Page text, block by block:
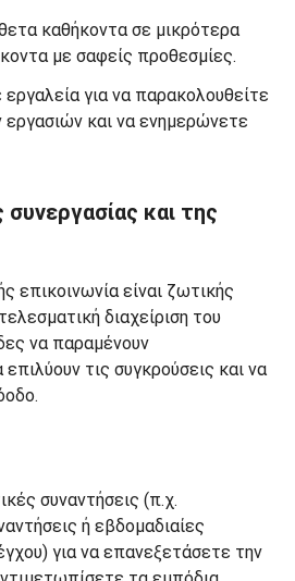
καθήκοντα σε μικρότερα
με σαφείς προθεσμίες.
για να παρακολουθείτε
και να ενημερώνετε
και της
επικοινωνία είναι ζωτικής
διαχείριση του
να παραμένουν
τις συγκρούσεις και να
συναντήσεις (π.χ.
ή εβδομαδιαίες
για να επανεξετάσετε την